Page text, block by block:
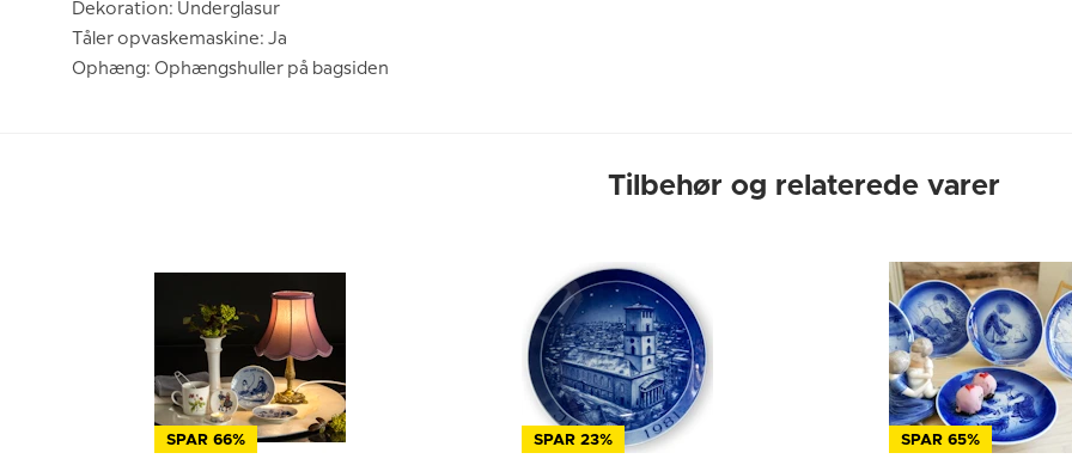
Dekoration: Underglasur
Tåler opvaskemaskine: Ja
Ophæng: Ophængshuller på bagsiden
Tilbehør og relaterede varer
SPAR 66% SPAR 23% SPAR 65%